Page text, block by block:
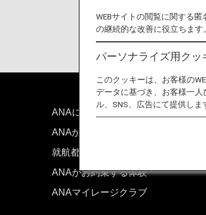
ANAについて
ANAからのお知らせ
就航都市
ANAがお約束する体験
ANAマイレージクラブ
WEBサイトの閲覧に関する
の継続的な改善に役立ちます
パーソナライズ用クッ
このクッキーは、お客様の
データに基づき、お客様一
ル、SNS、広告にて提供しま